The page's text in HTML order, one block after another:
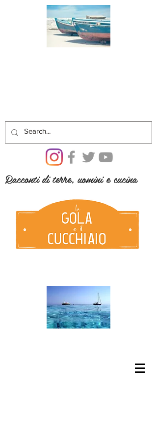
Racconti di terre, uomini e cucina